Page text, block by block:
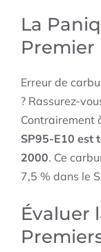
La
Premier
Erreur de
? Rassurez-
Contrairement
SP95-E10 est
2000. Ce
7,5 % dans le
Évaluer